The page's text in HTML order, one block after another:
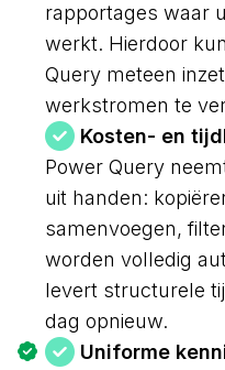
rapportages waar
werkt. Hierdoor
Query meteen
werkstromen te
Kosten- en
Power Query
uit handen:
samenvoegen,
worden volledig
levert structurele
dag opnieuw.
Uniforme